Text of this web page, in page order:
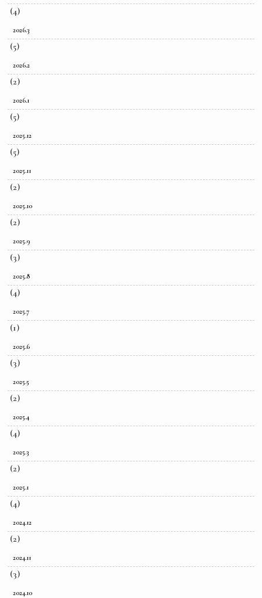
(4)
2026.3
(5)
2026.2
(2)
2026.1
(5)
2025.12
(5)
2025.11
(2)
2025.10
(2)
2025.9
(3)
2025.8
(4)
2025.7
(1)
2025.6
(3)
2025.5
(2)
2025.4
(4)
2025.3
(2)
2025.1
(4)
2024.12
(2)
2024.11
(3)
2024.10